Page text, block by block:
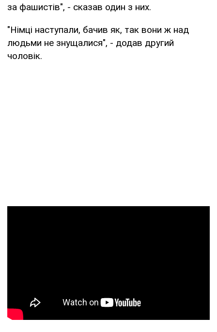
за фашистів", - сказав один з них.
"Німці наступали, бачив як, так вони ж над
людьми не знущалися", - додав другий
чоловік.